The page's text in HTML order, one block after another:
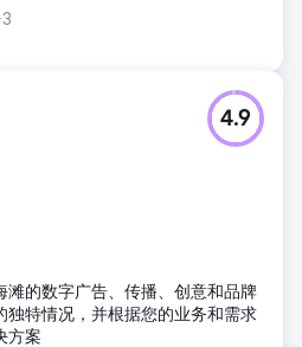
4.9
滩的数字广告、传播、创意和品牌
独特情况，并根据您的业务和需求
方案